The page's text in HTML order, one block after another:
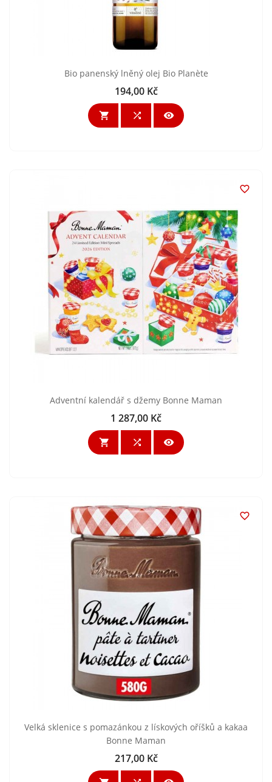
Bio panenský lněný olej Bio Planète
Cena
194,00 Kč
  

Adventní kalendář s džemy Bonne Maman
Cena
1 287,00 Kč
  

Velká sklenice s pomazánkou z lískových oříšků a kakaa
Bonne Maman
Cena
217,00 Kč